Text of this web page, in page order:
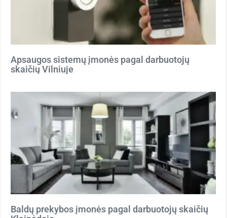
Apsaugos sistemų įmonės pagal darbuotojų
skaičių Vilniuje
Baldų prekybos įmonės pagal darbuotojų skaičių